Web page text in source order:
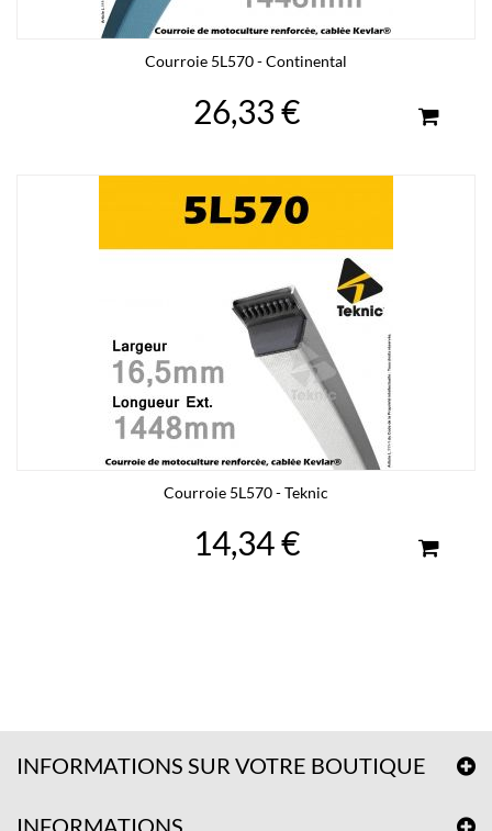
Courroie 5L570 - Continental
26,33 €
Courroie 5L570 - Teknic
14,34 €
INFORMATIONS SUR VOTRE BOUTIQUE
INFORMATIONS